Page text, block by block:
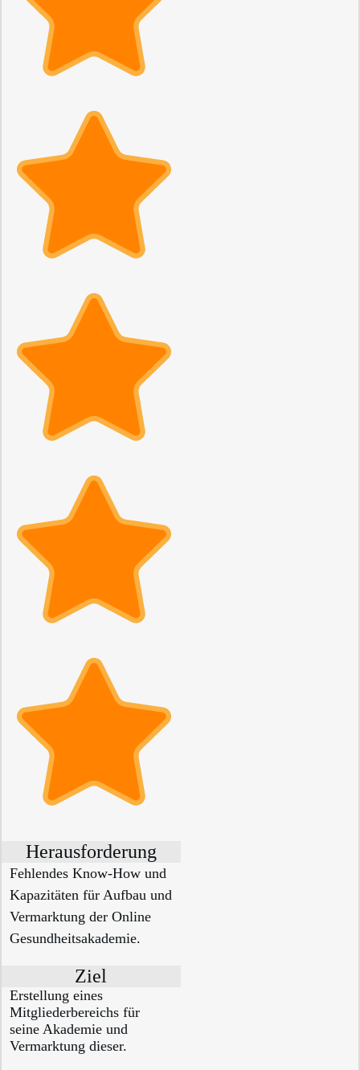
Herausforderung
Fehlendes Know-How und
Kapazitäten für Aufbau und
Vermarktung der Online
Gesundheitsakademie.
Ziel
Erstellung eines
Mitgliederbereichs für
seine Akademie und
Vermarktung dieser.